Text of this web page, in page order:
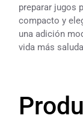
preparar jugos
compacto y
una adición
vida más